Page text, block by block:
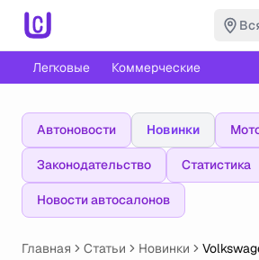
Легковые Коммерческие
Автоновости Новинки
Законодательство Статистика
Новости автосалонов
Главная Статьи Новинки